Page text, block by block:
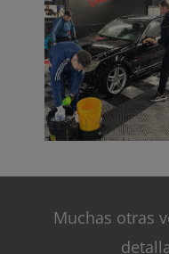
Muchas otras